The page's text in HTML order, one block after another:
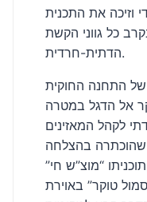
וזיכה את התכנית
כל גווני הקשת
הדתית-חרדית.
התחנה החוקית
אל הדגל במטרה
לקהל המאזינים
בהצלחה
תוכניתו “מוצ”ש חי”
טוקר” באוירת